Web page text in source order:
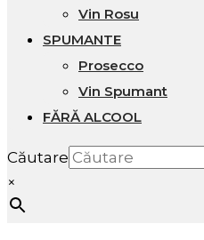
Vin Rosu
SPUMANTE
Prosecco
Vin Spumant
FĂRĂ ALCOOL
Căutare
×